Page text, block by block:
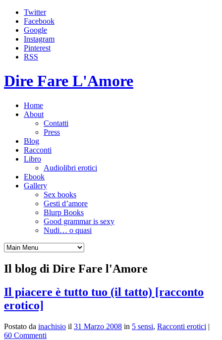
Twitter
Facebook
Google
Instagram
Pinterest
RSS
Dire Fare L'Amore
Home
About
Contatti
Press
Blog
Racconti
Libro
Audiolibri erotici
Ebook
Gallery
Sex books
Gesti d’amore
Blurp Books
Good grammar is sexy
Nudi… o quasi
Il blog di Dire Fare l'Amore
Il piacere è tutto tuo (il tatto) [racconto
erotico]
Postato da inachisio il 31 Marzo 2008 in 5 sensi, Racconti erotici |
60 Commenti